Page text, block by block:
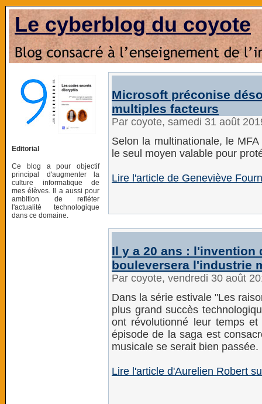
Le cyberblog du coyote
Editorial
Ce blog a pour objectif
principal d'augmenter la
culture informatique de
mes élèves. Il a aussi pour
ambition de refléter
l'actualité technologique
dans ce domaine.
Microsoft préconise
multiples facteurs
Par coyote, samedi 31 août
Selon la multinationale, le
le seul moyen valable pour
Lire l'article de Geneviève
Il y a 20 ans : l'invention
bouleversera l'industrie
Par coyote, vendredi 30 août
Dans la série estivale "Les
plus grand succès
ont révolutionné leur temps
épisode de la saga est
musicale se serait bien passée.
Lire l'article d'Aurelien Robert